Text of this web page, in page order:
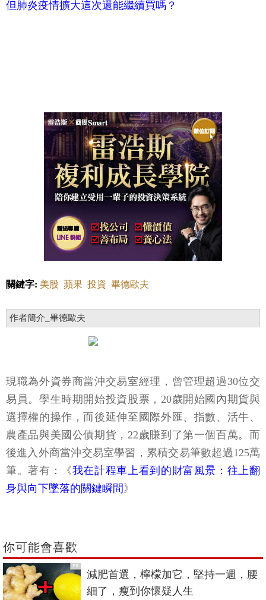
但肺炎疫情擴大這次還能繼續買嗎？
關鍵字: 美股 蘋果 投資 畢德歐夫
作者簡介_畢德歐夫
現職為外資券商當沖交易室經理，曾管理超過30位交
易員。學生時期開始投資股票，20歲開始國內期貨與
選擇權的操作，而後延伸至國際外匯、指數、活牛、
農產品與美國公債期貨，22歲賺到了第一個百萬。而
後進入外商當沖交易室學習，累積交易筆數超過125萬
筆。著有：《我在計程車上看到的財富風景：往上翻
身與向下墜落的關鍵瞬間 》
你可能會喜歡
PR
減肥首選，檸檬加它，堅持一週，腰
細了，瘦到你懷疑人生